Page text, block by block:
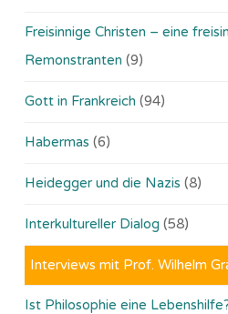
Freisinnige Christen – eine
Remonstranten (9)
Gott in Frankreich (94)
Habermas (6)
Heidegger und die Nazis (8)
Interkultureller Dialog (58)
Interviews mit Prof. Wilhelm
Ist Philosophie eine